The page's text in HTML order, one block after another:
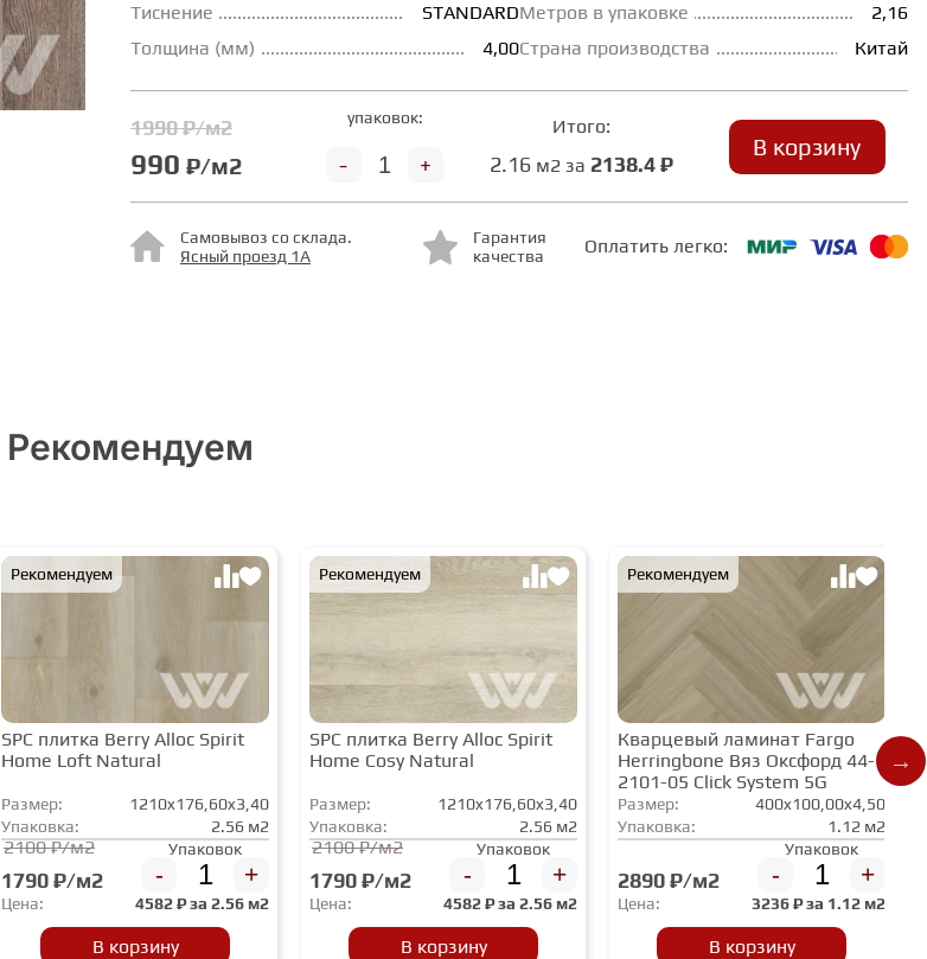
Тиснение
STANDARD
Толщина (мм)
4,00
Метров в упаковке
2,16
Страна производства
Китай
1990 ₽/м2
990 ₽/м2
упаковок:
+
-
Итого:
2.16м2 за 2138.4 ₽
В корзину
Самовывоз со склада.
Ясный проезд 1А
Гарантия
качества
Оплатить легко:
Рекомендуем
Рекомендуем
SPC плитка Berry Alloc Spirit
Home Loft Natural
Размер:
1210x176,60x3,40
Упаковка:
2.56 м2
2100 ₽/м2
1790 ₽/м2
Упаковок
- +
Цена: 4582₽ за 2.56 м2
В корзину
Рекомендуем
SPC плитка Berry Alloc Spirit
Home Cosy Natural
Размер:
1210x176,60x3,40
Упаковка:
2.56 м2
2100 ₽/м2
1790 ₽/м2
Упаковок
- +
Цена: 4582₽ за 2.56 м2
В корзину
Рекомендуем
Кварцевый ламинат Fargo
Herringbone Вяз Оксфорд 44-
2101-05 Click System 5G
Размер:
400x100,00x4,50
Упаковка:
1.12 м2
2890 ₽/м2
Упаковок
- +
Цена: 3236₽ за 1.12 м2
В корзину